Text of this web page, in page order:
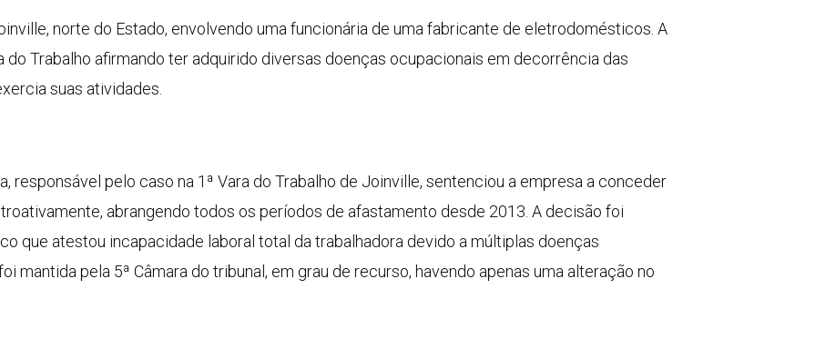
norte do Estado, envolvendo uma funcionária de uma fabricante de eletrodomésticos. A
do Trabalho afirmando ter adquirido diversas doenças ocupacionais em decorrência das
suas atividades.
responsável pelo caso na 1ª Vara do Trabalho de Joinville, sentenciou a empresa a conceder
abrangendo todos os períodos de afastamento desde 2013. A decisão foi
que atestou incapacidade laboral total da trabalhadora devido a múltiplas doenças
mantida pela 5ª Câmara do tribunal, em grau de recurso, havendo apenas uma alteração no